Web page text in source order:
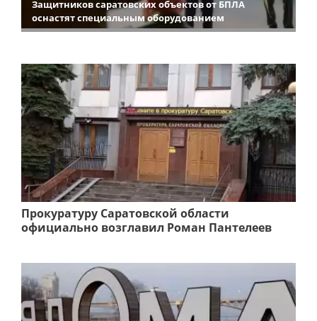
Защитников саратовских объектов от БПЛА
оснастят специальным оборудованием
Прокуратуру Саратовской области
официально возглавил Роман Пантелеев